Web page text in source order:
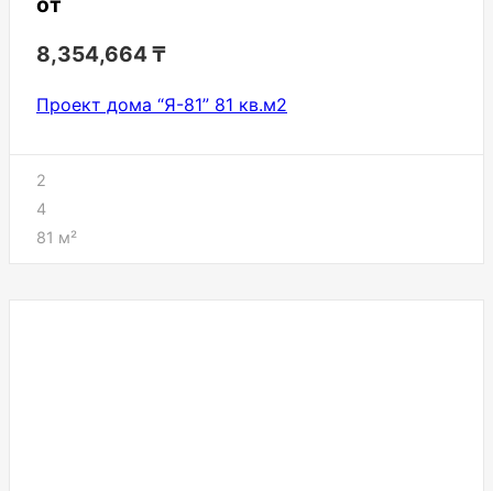
8,354,664₸
Проект дома “Я-81” 81 кв.м2
2
4
81 м²